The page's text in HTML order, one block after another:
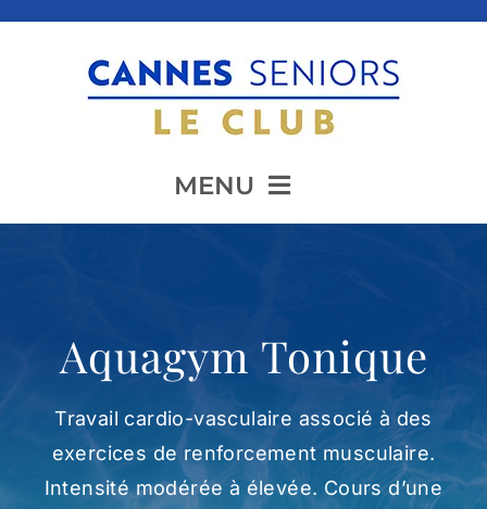
MENU
Présentation
Animation
Aquagym Tonique
Travail cardio-vasculaire associé à des
exercices de renforcement musculaire.
Intensité modérée à élevée. Cours d’une